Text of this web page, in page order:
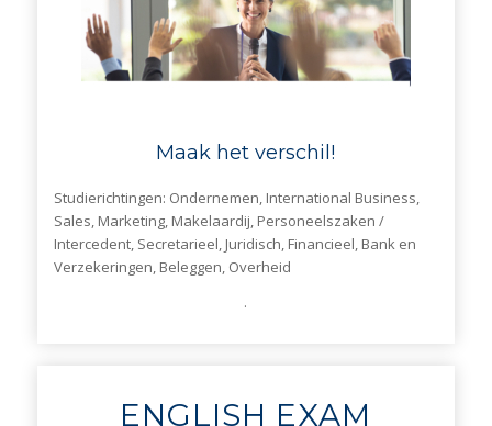
Maak het verschil!
Studierichtingen: Ondernemen, International Business,
Sales, Marketing, Makelaardij, Personeelszaken /
Intercedent, Secretarieel, Juridisch, Financieel, Bank en
Verzekeringen, Beleggen, Overheid
.
ENGLISH EXAM